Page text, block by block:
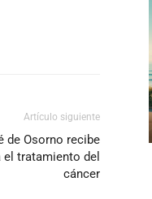
Artículo siguiente
de Osorno recibe
tratamiento del
cáncer